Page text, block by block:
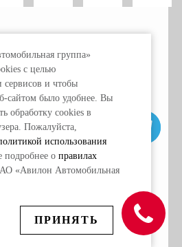
группа»
с целью
сервисов и чтобы
сайтом было удобнее. Вы
обработку сookies в
Пожалуйста,
использования
подробнее о правилах
АО «Авилон Автомобильная
ПРИНЯТЬ
ДАННЫЕ
COOKIE
на то, что данный
носит исключительно
и ни при каких условиях
офертой, определяемой
437 Гражданского кодекса
Для получения подробной
и стоимости автомобилей
и времени проведения акций,
к специалистам отдела
дилера АВИЛОН Citroen или